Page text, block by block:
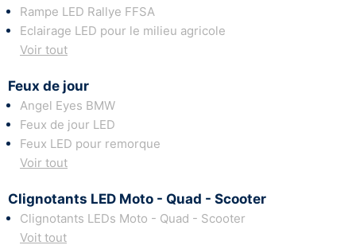
Rampe LED Rallye FFSA
Eclairage LED pour le milieu agricole
Voir tout
Feux de jour
Angel Eyes BMW
Feux de jour LED
Feux LED pour remorque
Voir tout
Clignotants LED Moto - Quad - Scooter
Clignotants LEDs Moto - Quad - Scooter
Voit tout